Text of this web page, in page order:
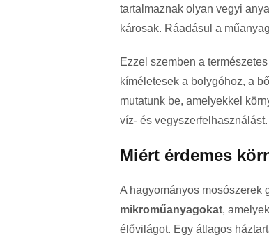
tartalmaznak olyan vegyi
károsak. Ráadásul a
Ezzel szemben a
kíméletesek a bolygóhoz, a
mutatunk be, amelyekkel
víz- és vegyszerfelhasználást.
Miért érdemes
A hagyományos mosószerek
mikroműanyagokat,
élővilágot. Egy átlagos